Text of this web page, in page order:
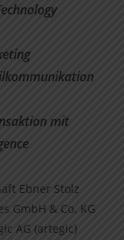
mit
Ebner Stolz
GmbH & Co. KG
AG (artegic)